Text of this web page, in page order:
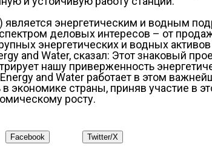
является энергетическим и водным
деловых интересов – от
энергетических и водных
and Water, сказал: Этот знаковый
нашу приверженность
and Water работает в этом
экономике страны, приняв участие в
росту.
Facebook Twitter/X